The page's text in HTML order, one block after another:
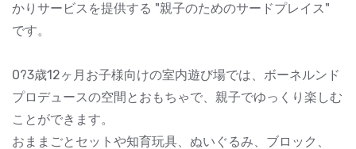
かりサービスを提供する "親子のためのサードプレイス"
です。
0?3歳12ヶ月お子様向けの室内遊び場では、ボーネルンド
プロデュースの空間とおもちゃで、親子でゆっくり楽しむ
ことができます。
おままごとセットや知育玩具、ぬいぐるみ、ブロック、